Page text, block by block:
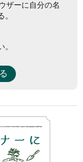
ザーに自分の名